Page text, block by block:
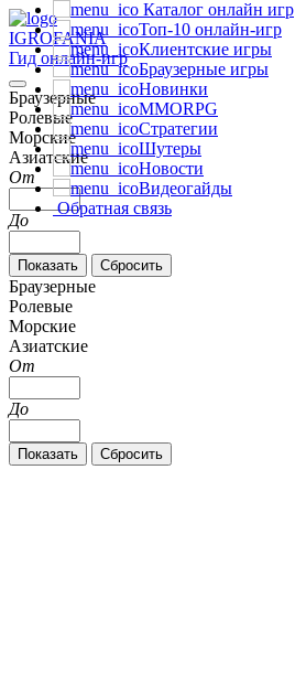
IGROFANIA
Гид онлайн-игр
Браузерные
Ролевые
Морские
Азиатские
От
До
Браузерные
Ролевые
Морские
Азиатские
От
До
Каталог онлайн игр
Топ-10 онлайн-игр
Клиентские игры
Браузерные игры
Новинки
MMORPG
Стратегии
Шутеры
Новости
Видеогайды
Обратная связь